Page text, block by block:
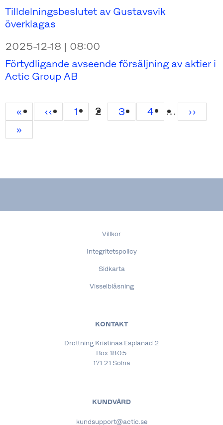
Tilldelningsbeslutet av Gustavsvik
överklagas
2025-12-18 | 08:00
Förtydligande avseende försäljning av aktier i
Actic Group AB
First
page
«
Previous
page
‹‹ Page
1
Current
page
2 Page
3 Page
4 …
Next
page
››
Last
page
»
Villkor
Integritetspolicy
Sidkarta
Visselblåsning
KONTAKT
Drottning Kristinas Esplanad 2
Box 1805
171 21 Solna
KUNDVÅRD
kundsupport@actic.se